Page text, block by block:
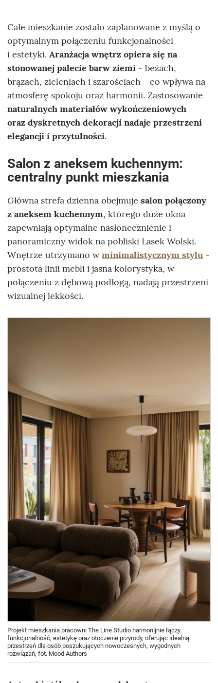
Całe mieszkanie zostało zaplanowane z myślą o
optymalnym połączeniu funkcjonalności
i estetyki. Aranżacja wnętrz opiera się na
stonowanej palecie barw ziemi - beżach,
brązach, zieleniach i szarościach - co wpływa na
atmosferę spokoju oraz harmonii. Zastosowanie
naturalnych materiałów wykończeniowych
oraz dyskretnych dekoracji nadaje przestrzeni
elegancji i przytulności.
Salon z aneksem kuchennym:
centralny punkt mieszkania
Główna strefa dzienna obejmuje salon połączony
z aneksem kuchennym, którego duże okna
zapewniają optymalne nasłonecznienie i
panoramiczny widok na pobliski Lasek Wolski.
Wnętrze utrzymano wminimalistycznym stylu -
prostota linii mebli i jasna kolorystyka, w
połączeniu z dębową podłogą, nadają przestrzeni
wizualnej lekkości.
Projekt mieszkania pracowni The Line Studio harmonijnie łączy
funkcjonalność, estetykę oraz otoczenie przyrody, oferując idealną
przestrzeń dla osób poszukujących nowoczesnych, wygodnych
rozwiązań, fot. Mood Authors